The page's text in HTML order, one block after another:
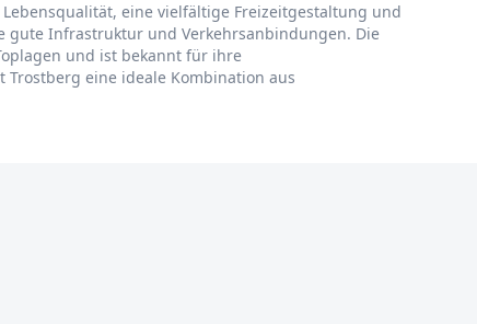
eine vielfältige Freizeitgestaltung und
gute Infrastruktur und Verkehrsanbindungen. Die
und ist bekannt für ihre
eine ideale Kombination aus